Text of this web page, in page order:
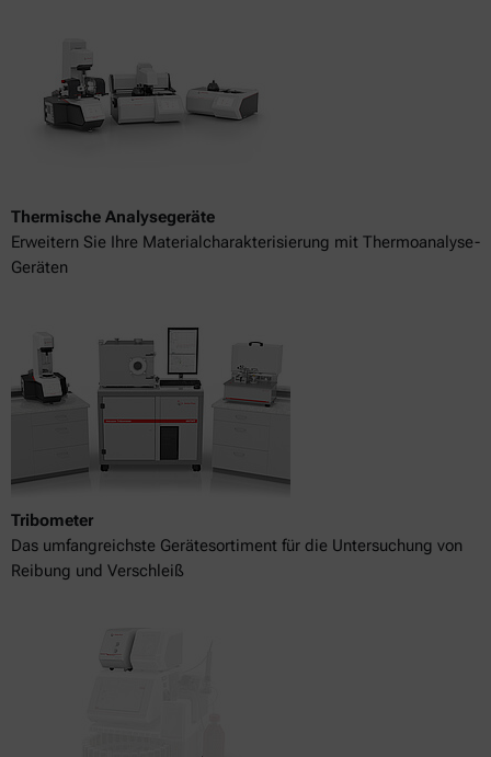
Thermische Analysegeräte
Erweitern Sie Ihre Materialcharakterisierung mit Thermoanalyse-
Geräten
Tribometer
Das umfangreichste Gerätesortiment für die Untersuchung von
Reibung und Verschleiß